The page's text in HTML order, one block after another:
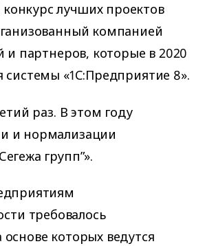
лучших проектов
компанией
и партнеров, которые в 2020
системы «1С:Предприятие 8».
раз. В этом году
и нормализации
групп”».
требовалось
которых ведутся